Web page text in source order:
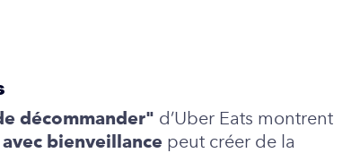
décommander" d’Uber Eats montrent
bienveillance peut créer de la